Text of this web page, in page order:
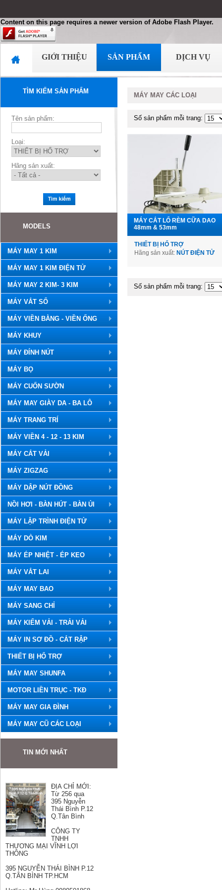
Content on this page requires a newer version of Adobe Flash Player.
GIỚI THIỆU SẢN PHẨM DỊCH VỤ
TÌM KIẾM SẢN PHẨM
Tên sản phẩm:
Loại:
Hãng sản xuất:
MODELS
MÁY MAY 1 KIM
MÁY MAY 1 KIM ĐIỆN TỬ
MÁY MAY 2 KIM- 3 KIM
MÁY VẮT SỔ
MÁY VIỀN BẰNG - VIỀN ỐNG
MÁY KHUY
MÁY ĐÍNH NÚT
MÁY BỌ
MÁY CUỐN SƯỜN
MÁY MAY GIÀY DA - BA LÔ
MÁY TRANG TRÍ
MÁY VIỀN 4 - 12 - 13 KIM
MÁY CẮT VẢI
MÁY ZIGZAG
MÁY DẬP NÚT ĐỒNG
NỒI HƠI - BÀN HÚT - BÀN ỦI
MÁY LẬP TRÌNH ĐIỆN TỬ
MÁY DÒ KIM
MÁY ÉP NHIỆT - ÉP KEO
MÁY VẮT LAI
MÁY MAY BAO
MÁY SANG CHỈ
MÁY KIỂM VẢI - TRẢI VẢI
MÁY IN SƠ ĐỒ - CẮT RẬP
THIẾT BỊ HỔ TRỢ
MÁY MAY SHUNFA
MOTOR LIỀN TRỤC - TKĐ
MÁY MAY GIA ĐÌNH
MÁY MAY CŨ CÁC LOẠI
TIN MỚI NHẤT
Từ 256 qua
395 Nguyễn
Thái Bình P.12
Q.Tân Bình
TNHH
THƯƠNG MẠI VĨNH LỢI
THÔNG
Q.TÂN BÌNH TP.HCM
MÁY MAY CÁC LOẠI
Số sản phẩm mỗi trang:
MÁY CẮT LỔ RÈM CỮA DAO
48mm & 53mm
THIẾT BỊ HỔ TRỢ
Hãng sản xuất: NÚT ĐIỆN TỬ
Số sản phẩm mỗi trang: